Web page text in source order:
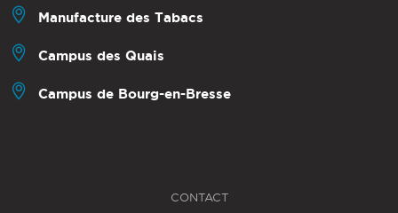
Manufacture des Tabacs
Campus des Quais
Campus de Bourg-en-Bresse
CONTACT